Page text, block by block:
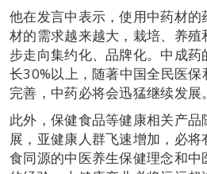
他在发言中表示，使用中药材
材的需求越来越大，栽培、养
步走向集约化、品牌化。中成
长30%以上，随著中国全民医
完善，中药必将会迅猛继续发展。
此外，保健食品等健康相关产
展，亚健康人群飞速增加，必
食同源的中医养生保健理念和